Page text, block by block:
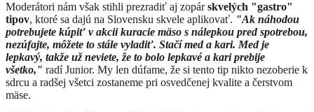
Moderátori nám však stihli prezradiť aj zopárskvelých "gastro"
tipov, ktoré sa dajú na Slovensku skvele aplikovať. "Ak náhodou
potrebujete kúpiť v akcii kuracie mäso s nálepkou pred spotrebou,
nezúfajte, môžete to stále vyladiť. Stačí med a kari. Med je
lepkavý, takže už neviete, že to bolo lepkavé a kari prebije
všetko," radíJunior. My len dúfame, že si tento tip nikto nezoberie k
sdrcu a radšej všetci zostaneme pri osvedčenej kvalite a čerstvom
mäse.